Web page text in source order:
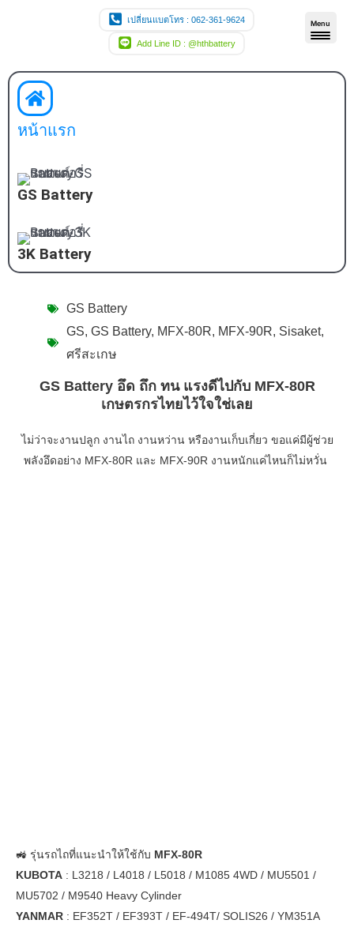
Menu
เปลี่ยนแบตโทร : 062-361-9624
Add Line ID : @hthbattery
หน้าแรก
GS Battery
3K Battery
GS Battery
GS, GS Battery, MFX-80R, MFX-90R, Sisaket,
ศรีสะเกษ
GS Battery อึด ถึก ทน แรงดีไปกับ MFX-80R
เกษตรกรไทยไว้ใจใช่เลย
ไม่ว่าจะงานปลูก งานไถ งานหว่าน หรืองานเก็บเกี่ยว ขอแค่มีผู้ช่วย
พลังอึดอย่าง MFX-80R และ MFX-90R งานหนักแค่ไหนก็ไม่หวั่น
🚜 รุ่นรถไถที่แนะนำให้ใช้กับ MFX-80R
KUBOTA : L3218 / L4018 / L5018 / M1085 4WD / MU5501 /
MU5702 / M9540 Heavy Cylinder
YANMAR : EF352T / EF393T / EF-494T/ SOLIS26 / YM351A